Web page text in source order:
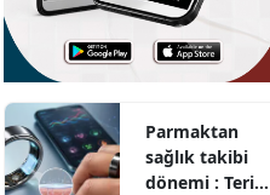
Parmaktan
sağlık takibi
dönemi : Teri